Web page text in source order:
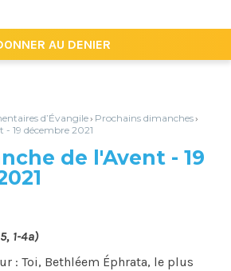
AU DENIER
d’Évangile› Prochains dimanches›
19 décembre 2021
de l'Avent - 19
1-4a)
: Toi, Bethléem Éphrata, le plus